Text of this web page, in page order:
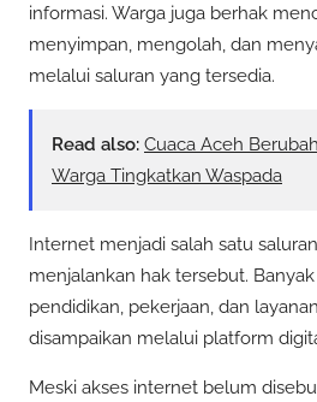
informasi. Warga juga berhak
menyimpan, mengolah, dan
melalui saluran yang tersedia.
Read also: Cuaca Aceh
Warga Tingkatkan Waspada
Internet menjadi salah satu
menjalankan hak tersebut.
pendidikan, pekerjaan, dan
disampaikan melalui platform
Meski akses internet belum